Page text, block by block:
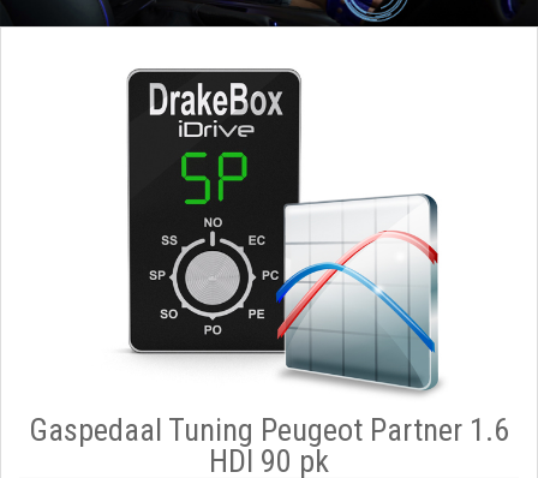
Gaspedaal Tuning Peugeot Partner 1.6
HDI 90 pk